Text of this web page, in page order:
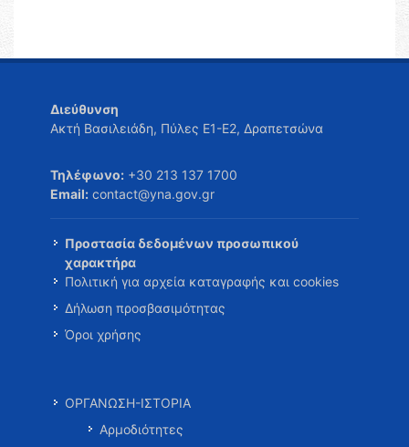
Διεύθυνση
Ακτή Βασιλειάδη, Πύλες Ε1-Ε2, Δραπετσώνα
Τηλέφωνο: +30 213 137 1700
Email: contact@yna.gov.gr
Προστασία δεδομένων προσωπικού
χαρακτήρα
Πολιτική για αρχεία καταγραφής και cookies
Δήλωση προσβασιμότητας
Όροι χρήσης
ΟΡΓΑΝΩΣΗ-ΙΣΤΟΡΙΑ
Αρμοδιότητες